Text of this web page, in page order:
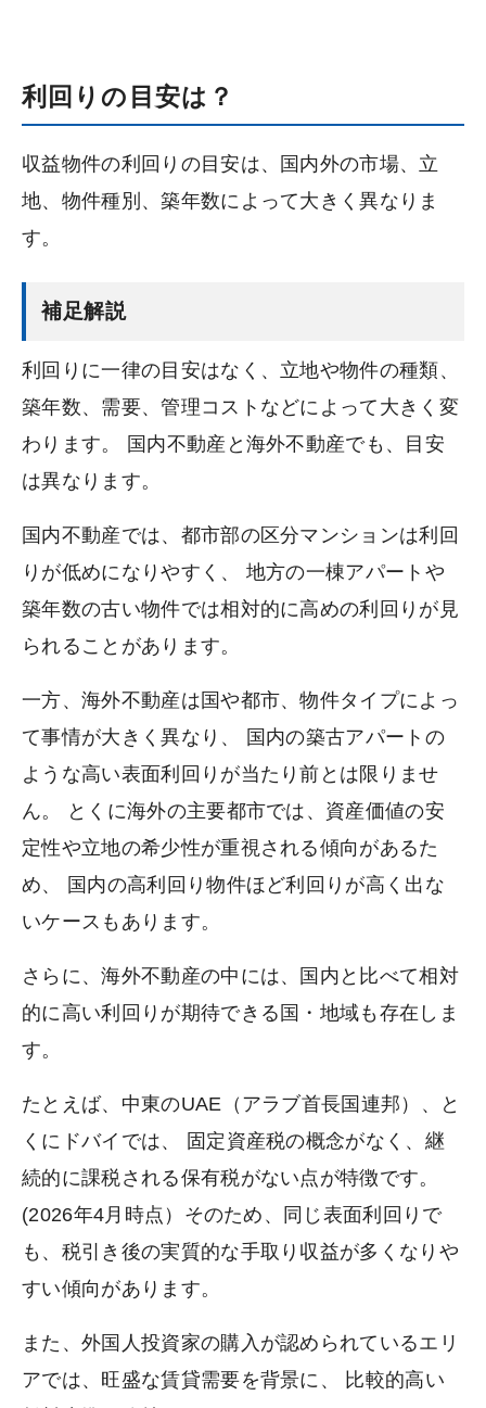
利回りの目安は？
収益物件の利回りの目安は、国内外の市場、立
地、物件種別、築年数によって大きく異なりま
す。
補足解説
利回りに一律の目安はなく、立地や物件の種類、
築年数、需要、管理コストなどによって大きく変
わります。 国内不動産と海外不動産でも、目安
は異なります。
国内不動産では、都市部の区分マンションは利回
りが低めになりやすく、 地方の一棟アパートや
築年数の古い物件では相対的に高めの利回りが見
られることがあります。
一方、海外不動産は国や都市、物件タイプによっ
て事情が大きく異なり、 国内の築古アパートの
ような高い表面利回りが当たり前とは限りませ
ん。 とくに海外の主要都市では、資産価値の安
定性や立地の希少性が重視される傾向があるた
め、 国内の高利回り物件ほど利回りが高く出な
いケースもあります。
さらに、海外不動産の中には、国内と比べて相対
的に高い利回りが期待できる国・地域も存在しま
す。
たとえば、中東のUAE（アラブ首長国連邦）、と
くにドバイでは、 固定資産税の概念がなく、継
続的に課税される保有税がない点が特徴です。
(2026年4月時点）そのため、同じ表面利回りで
も、税引き後の実質的な手取り収益が多くなりや
すい傾向があります。
また、外国人投資家の購入が認められているエリ
アでは、旺盛な賃貸需要を背景に、 比較的高い